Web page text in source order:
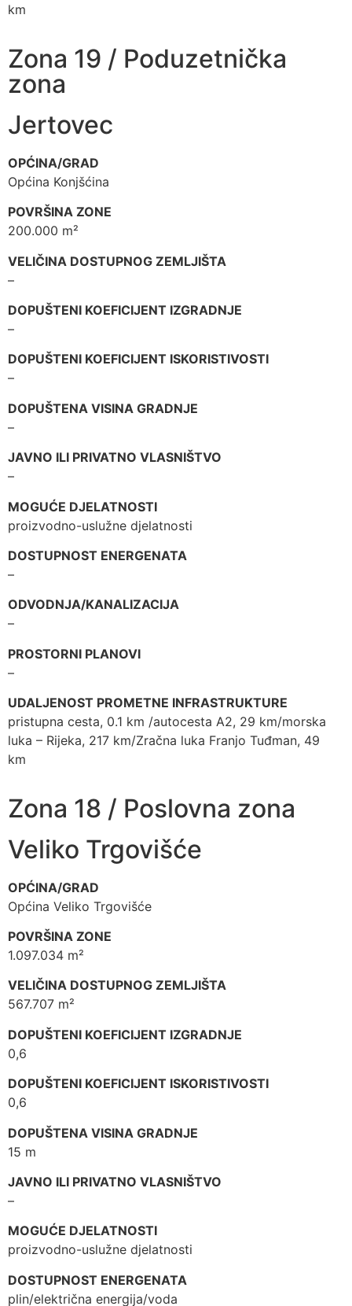
km
Zona 19 / Poduzetnička
zona
Jertovec
OPĆINA/GRAD
Općina Konjšćina
POVRŠINA ZONE
200.000 m²
VELIČINA DOSTUPNOG ZEMLJIŠTA
–
DOPUŠTENI KOEFICIJENT IZGRADNJE
–
DOPUŠTENI KOEFICIJENT ISKORISTIVOSTI
–
DOPUŠTENA VISINA GRADNJE
–
JAVNO ILI PRIVATNO VLASNIŠTVO
–
MOGUĆE DJELATNOSTI
proizvodno-uslužne djelatnosti
DOSTUPNOST ENERGENATA
–
ODVODNJA/KANALIZACIJA
–
PROSTORNI PLANOVI
–
UDALJENOST PROMETNE INFRASTRUKTURE
pristupna cesta, 0.1 km /autocesta A2, 29 km/morska
luka – Rijeka, 217 km/Zračna luka Franjo Tuđman, 49
km
Zona 18 / Poslovna zona
Veliko Trgovišće
OPĆINA/GRAD
Općina Veliko Trgovišće
POVRŠINA ZONE
1.097.034 m²
VELIČINA DOSTUPNOG ZEMLJIŠTA
567.707 m²
DOPUŠTENI KOEFICIJENT IZGRADNJE
0,6
DOPUŠTENI KOEFICIJENT ISKORISTIVOSTI
0,6
DOPUŠTENA VISINA GRADNJE
15 m
JAVNO ILI PRIVATNO VLASNIŠTVO
–
MOGUĆE DJELATNOSTI
proizvodno-uslužne djelatnosti
DOSTUPNOST ENERGENATA
plin/električna energija/voda